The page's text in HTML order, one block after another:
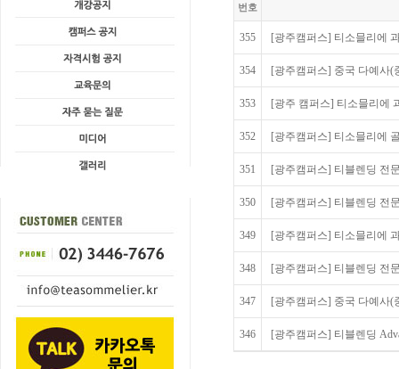
번호
355 [광주캠퍼스] 티소믈리에
354 [광주캠퍼스] 중국 다예사(
353 [광주 캠퍼스] 티소믈리에
352 [광주캠퍼스] 티소믈리에
351 [광주캠퍼스] 티블렌딩 전
350 [광주캠퍼스] 티블렌딩 전
349 [광주캠퍼스] 티소믈리에
348 [광주캠퍼스] 티블렌딩 전
347 [광주캠퍼스] 중국 다예사(
346 [광주캠퍼스] 티블렌딩